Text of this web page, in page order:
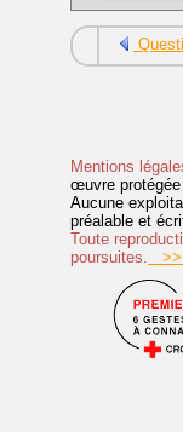
Mentions
œuvre protégée
Aucune
préalable et
Toute
poursuites. >>